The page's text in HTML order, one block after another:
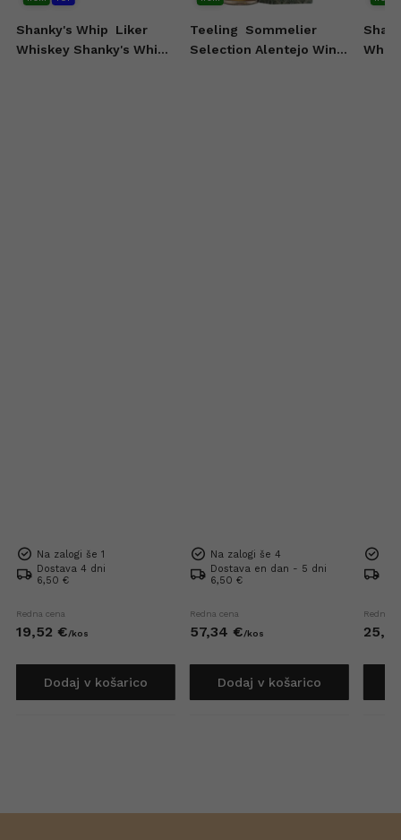
Shanky's Whip
Liker
Whiskey Shanky's Whip
Na zalogi še 1
Dostava 4 dni
6,50 €
Redna cena
19,52 €/kos
Dodaj v košarico
Teeling
Sommelier
Selection Alentejo Wine
Na zalogi še 4
Dostava en dan - 5 dni
6,50 €
Redna cena
57,34 €/kos
Dodaj v košarico
Redna
25,